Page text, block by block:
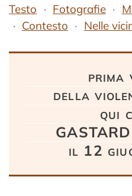
Testo Fotografie
Contesto
Nelle
prima
della
qui
il 12